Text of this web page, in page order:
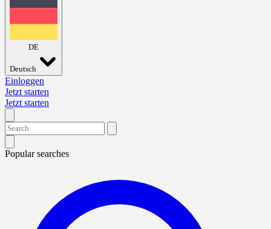
DE
Deutsch
Einloggen
Jetzt starten
Jetzt starten
Popular searches